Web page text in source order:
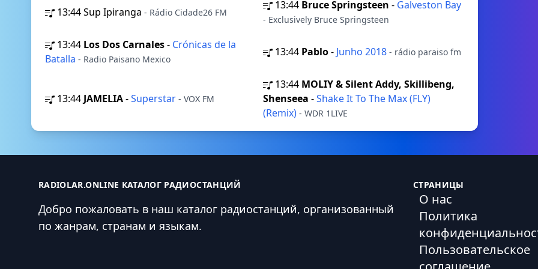
13:44Sup Ipiranga - Rádio Cidade26 FM
13:44 Bruce Springsteen - Galveston Bay
- Exclusively Bruce Springsteen
13:44 Los Dos Carnales- Crónicas de la
Batalla - Radio Paisano Mexico
13:44 Pablo- Junho 2018 - rádio paraiso fm
13:44 JAMELIA-Superstar - VOX FM
13:44 MOLIY & Silent Addy, Skillibeng,
Shenseea -Shake It To The Max (FLY)
(Remix) - WDR 1LIVE
RADIOLAR.ONLINE КАТАЛОГ РАДИОСТАНЦИЙ
Добро пожаловать в наш каталог радиостанций, организованный
по жанрам, странам и языкам.
СТРАНИЦЫ
О нас
Политика
Пользовательское